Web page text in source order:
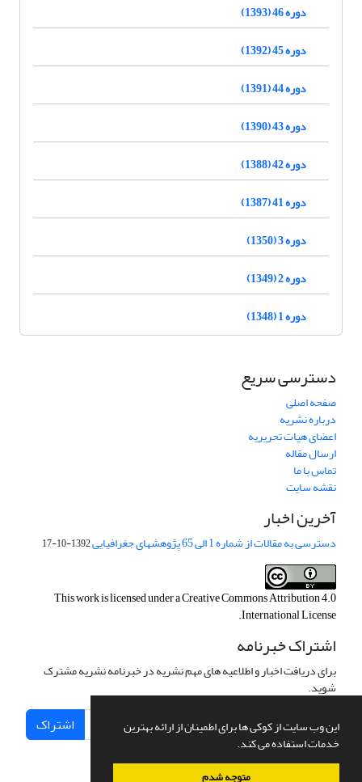
این وب سایت از کوکی ها برای اطمینان از ارائه بهترین
خدمات استفاده می کند.
متوجه شدم
دوره 46 (1393)
دوره 45 (1392)
دوره 44 (1391)
دوره 43 (1390)
دوره 42 (1388)
دوره 41 (1387)
دوره 3 (1350)
دوره 2 (1349)
دوره 1 (1348)
دسترسی سریع
صفحه اصلی
درباره نشریه
اعضای هیات تحریریه
ارسال مقاله
تماس با ما
نقشه سایت
آخرین اخبار
دسترسی به مقالات از شماره 1 الی 65 پژوهشهای جغرافیایی 1392-10-17
This work is licensed under aCreative Commons Attribution 4.0
International License
.
اشتراک خبرنامه
برای دریافت اخبار و اطلاعیه های مهم نشریه در خبرنامه نشریه مشترک
شوید.
اشتراک